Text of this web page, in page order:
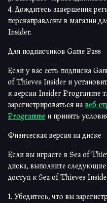
Дождитесь завершения
перенаправлены в магазин
Insider.
Для подписчиков Game Pass
Если у вас есть подписка
of Thieves Insider и
к версии Insider Programme
зарегистрироваться на веб-
Programme и принять
Физическая версия на диске
Если вы играете в Sea of
диска, выполните
доступ к Sea of Thieves
Убедитесь, что вы